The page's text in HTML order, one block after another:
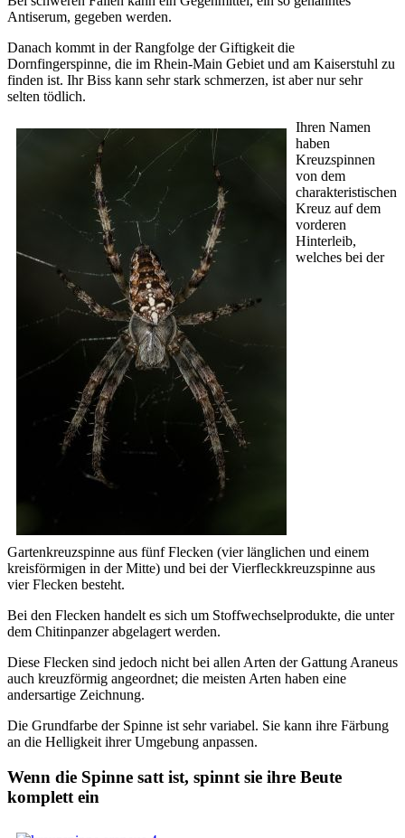
Antiserum, gegeben werden.
Danach kommt in der Rangfolge der Giftigkeit die
Dornfingerspinne, die im Rhein-Main Gebiet und am Kaiserstuhl zu
finden ist. Ihr Biss kann sehr stark schmerzen, ist aber nur sehr
selten tödlich.
Ihren Namen
haben
Kreuzspinnen
von dem
charakteristischen
Kreuz auf dem
vorderen
Hinterleib,
welches bei der
Gartenkreuzspinne aus fünf Flecken (vier länglichen und einem
kreisförmigen in der Mitte) und bei der Vierfleckkreuzspinne aus
vier Flecken besteht.
Bei den Flecken handelt es sich um Stoffwechselprodukte, die unter
dem Chitinpanzer abgelagert werden.
Diese Flecken sind jedoch nicht bei allen Arten der Gattung Araneus
auch kreuzförmig angeordnet; die meisten Arten haben eine
andersartige Zeichnung.
Die Grundfarbe der Spinne ist sehr variabel. Sie kann ihre Färbung
an die Helligkeit ihrer Umgebung anpassen.
Wenn die Spinne satt ist, spinnt sie ihre Beute
komplett ein